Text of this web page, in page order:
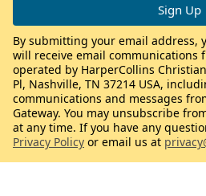
By submitting your email address,
will receive email communications
operated by HarperCollins
Pl, Nashville, TN 37214 USA,
communications and messages
Gateway. You may unsubscribe
at any time. If you have any
Privacy Policy or email us at